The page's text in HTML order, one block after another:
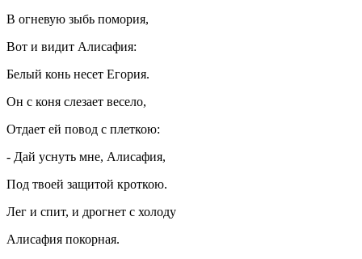
В огневую зыбь помория,
Вот и видит Алисафия:
Белый конь несет Егория.
Он с коня слезает весело,
Отдает ей повод с плеткою:
- Дай уснуть мне, Алисафия,
Под твоей защитой кроткою.
Лег и спит, и дрогнет с холоду
Алисафия покорная.